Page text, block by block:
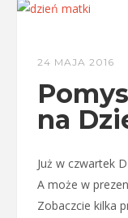
24 MAJA 2016
na
Już w czwartek
A może w
Zobaczcie kilka